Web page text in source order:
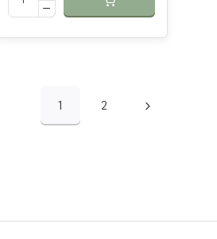
1 2